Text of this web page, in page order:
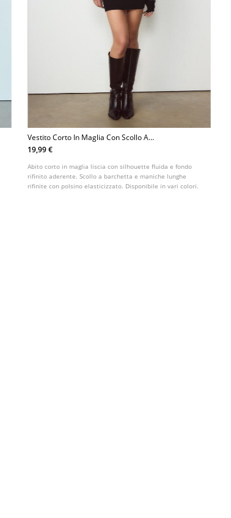
Vestito Corto In Maglia Con Scollo A
Barchetta
19,99 €
Abito corto in maglia liscia con silhouette fluida e fondo
rifinito aderente. Scollo a barchetta e maniche lunghe
rifinite con polsino elasticizzato. Disponibile in vari colori.